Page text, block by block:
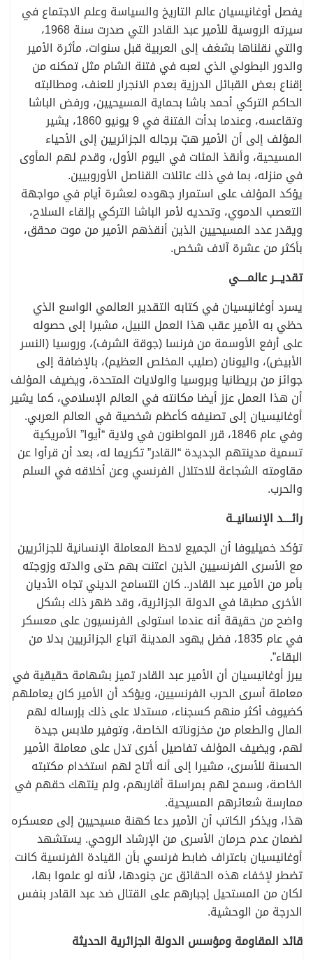
يفصل أوغانيسيان عالم التاريخ والسياسة وعلم الاجتماع في
سيرته الروسية للأمير عبد القادر التي صدرت سنة 1968،
والتي نقلناها بشغف إلى العربية قبل سنوات، مأثرة الأمير
والدور البطولي الذي لعبه في فتنة الشام مثل تمكنه من
إقناع بعض القبائل الدرزية بعدم الانجرار للعنف، ومطالبته
الحاكم التركي أحمد باشا بحماية المسيحيين، ورفض الباشا
وتقاعسه، وعندما بدأت الفتنة في 9 يونيو 1860، يشير
المؤلف إلى أن الأمير هبّ برجاله الجزائريين إلى الأحياء
المسيحية، وأنقذ المئات في اليوم الأول، وقدم لهم المأوى
في منزله، بما في ذلك عائلات القناصل الأوروبيين.
يؤكد المؤلف على استمرار جهوده لعشرة أيام في مواجهة
التعصب الدموي، وتحديه لأمر الباشا التركي بإلقاء السلاح،
ويقدر عدد المسيحيين الذين أنقذهم الأمير من موت محقق،
بأكثر من عشرة آلاف شخص.
تقديـــر عالمــــي
يسرد أوغانيسيان في كتابه التقدير العالمي الواسع الذي
حظي به الأمير عقب هذا العمل النبيل، مشيرا إلى حصوله
على أرفع الأوسمة من فرنسا (جوقة الشرف)، وروسيا (النسر
الأبيض)، واليونان (صليب المخلص العظيم)، بالإضافة إلى
جوائز من بريطانيا وبروسيا والولايات المتحدة، ويضيف المؤلف
أن هذا العمل عزز أيضا مكانته في العالم الإسلامي، كما يشير
أوغانيسيان إلى تصنيفه كأعظم شخصية في العالم العربي.
وفي عام 1846، قرر المواطنون في ولاية “أيوا” الأمريكية
تسمية مدينتهم الجديدة “القادر” تكريما له، بعد أن قرأوا عن
مقاومته الشجاعة للاحتلال الفرنسي وعن أخلاقه في السلم
والحرب.
رائــــد الإنسانيــة
تؤكد خميليوفا أن الجميع لاحظ المعاملة الإنسانية للجزائريين
مع الأسرى الفرنسيين الذين اعتنت بهم حتى والدته وزوجته
بأمر من الأمير عبد القادر.. كان التسامح الديني تجاه الأديان
الأخرى مطبقا في الدولة الجزائرية، وقد ظهر ذلك بشكل
واضح من حقيقة أنه عندما استولى الفرنسيون على معسكر
في عام 1835، فضل يهود المدينة اتباع الجزائريين بدلا من
البقاء”.
يبرز أوغانيسيان أن الأمير عبد القادر تميز بشهامة حقيقية في
معاملة أسرى الحرب الفرنسيين، ويؤكد أن الأمير كان يعاملهم
كضيوف أكثر منهم كسجناء، مستدلا على ذلك بإرساله لهم
المال والطعام من مخزوناته الخاصة، وتوفير ملابس جيدة
لهم، ويضيف المؤلف تفاصيل أخرى تدل على معاملة الأمير
الحسنة للأسرى، مشيرا إلى أنه أتاح لهم استخدام مكتبته
الخاصة، وسمح لهم بمراسلة أقاربهم، ولم ينتهك حقهم في
ممارسة شعائرهم المسيحية.
هذا، ويذكر الكاتب أن الأمير دعا كهنة مسيحيين إلى معسكره
لضمان عدم حرمان الأسرى من الإرشاد الروحي. يستشهد
أوغانيسيان باعتراف ضابط فرنسي بأن القيادة الفرنسية كانت
تضطر لإخفاء هذه الحقائق عن جنودها، لأنه لو علموا بها،
لكان من المستحيل إجبارهم على القتال ضد عبد القادر بنفس
الدرجة من الوحشية.
قائد المقاومة ومؤسس الدولة الجزائرية الحديثة